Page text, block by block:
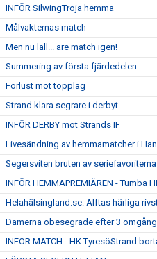
INFÖR SilwingTroja hemma
Målvakternas match
Men nu läll... äre match igen!
Summering av första fjärdedelen
Förlust mot topplag
Strand klara segrare i derbyt
INFÖR DERBY mot Strands IF
Livesändning av hemmamatcher i
Segersviten bruten av seriefavoriterna
INFÖR HEMMAPREMIÄREN - Tumba
Helahälsingland.se: Alftas härliga
Damerna obesegrade efter 3
INFÖR MATCH - HK TyresöStrand